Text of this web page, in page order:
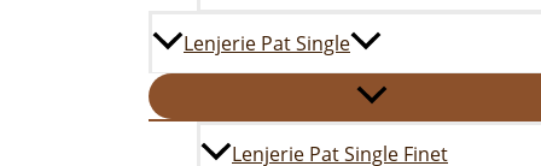
Lenjerie Pat Single
Lenjerie Pat Single Finet